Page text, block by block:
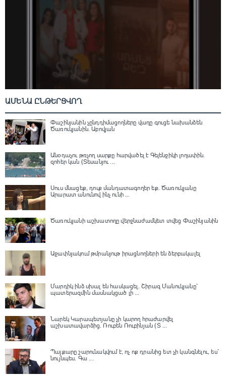
ԱՄԵՆԱ ԸՆԹԵՐՑՎՈՂ
Փաշինյանին չընդդիմացողները վաղը գուցե նախանձեն
Ծառուկյանին. Աբովյան
Անօդաչու թռչող սարքը հարվածել է Գելենջիկի լողափին.
զոհեր կան (Տեսանյու ...
Սուս մնացեք, դուք մանդատագողեր եք․ Ծառուկյանը
Արարատ անունով ինչ ունի ...
Ծառուկյանի աշխատողը վերջնաժամկետ տվեց Փաշինյանին
Աջափնյակում թմրանյութ իրացնողների են ձերբակալել
Մարդիկ ինձ սխալ են հասկացել. Շիրազ Մանուկյանը՝
պատերազմին մասնակցած լի ...
Նարեկ Կարապետյանը չի կարող հրաժարվել
աշխատավարձից. Ռուբեն Ռուբինյան (Տ ...
Պայքարը շարունակվում է, ոչ ոք դրանից ետ չի կանգնելու, ես՝
նույնպես․ Գա ...